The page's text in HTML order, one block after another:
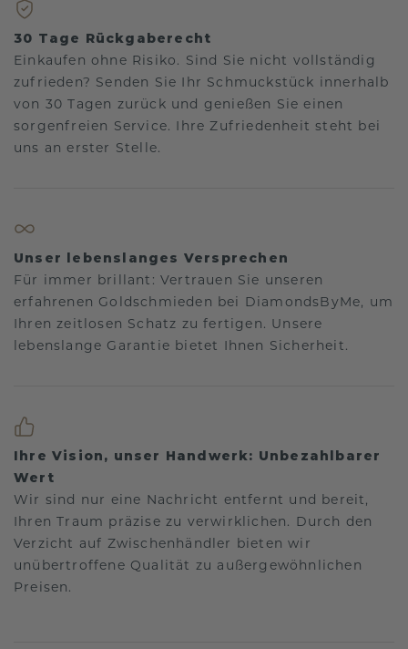
30 Tage Rückgaberecht
Einkaufen ohne Risiko. Sind Sie nicht vollständig
zufrieden? Senden Sie Ihr Schmuckstück innerhalb
von 30 Tagen zurück und genießen Sie einen
sorgenfreien Service. Ihre Zufriedenheit steht bei
uns an erster Stelle.
Unser lebenslanges Versprechen
Für immer brillant: Vertrauen Sie unseren
erfahrenen Goldschmieden bei DiamondsByMe, um
Ihren zeitlosen Schatz zu fertigen. Unsere
lebenslange Garantie bietet Ihnen Sicherheit.
Ihre Vision, unser Handwerk: Unbezahlbarer
Wert
Wir sind nur eine Nachricht entfernt und bereit,
Ihren Traum präzise zu verwirklichen. Durch den
Verzicht auf Zwischenhändler bieten wir
unübertroffene Qualität zu außergewöhnlichen
Preisen.